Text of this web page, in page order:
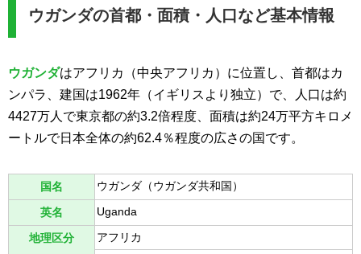
ウガンダの首都・面積・人口など基本情報
ウガンダはアフリカ（中央アフリカ）に位置し、首都はカ
ンパラ、建国は1962年（イギリスより独立）で、人口は約
4427万人で東京都の約3.2倍程度、面積は約24万平方キロメ
ートルで日本全体の約62.4％程度の広さの国です。
国名 ウガンダ（ウガンダ共和国）
英名 Uganda
地理区分
アフリカ